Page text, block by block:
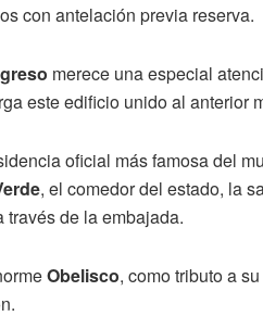
con antelación previa reserva.
merece una especial
este edificio unido al anterior
oficial más famosa del
, el comedor del estado, la
través de la embajada.
Obelisco, como tributo a